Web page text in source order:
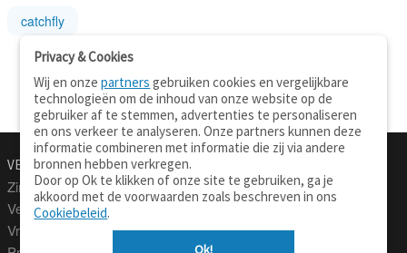
catchfly
VERTALEN.NU
Zinnen vertalen
Verklarend woordenboek
Vraagbaak
Over deze site
Privacy
Privacy & Cookies
Wij en onzepartners gebruiken cookies en vergelijkbare
technologieën om de inhoud van onze website op de
gebruiker af te stemmen, advertenties te personaliseren
en ons verkeer te analyseren. Onze partners kunnen deze
informatie combineren met informatie die zij via andere
bronnen hebben verkregen.
Door op Ok te klikken of onze site te gebruiken, ga je
akkoord met de voorwaarden zoals beschreven in ons
Cookiebeleid.
Ok!